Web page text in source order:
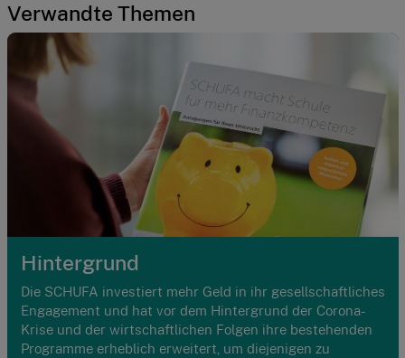
Verwandte Themen
Hintergrund
Die SCHUFA investiert mehr Geld in ihr gesellschaftliches
Engagement und hat vor dem Hintergrund der Corona-
Krise und der wirtschaftlichen Folgen ihre bestehenden
Programme erheblich erweitert, um diejenigen zu